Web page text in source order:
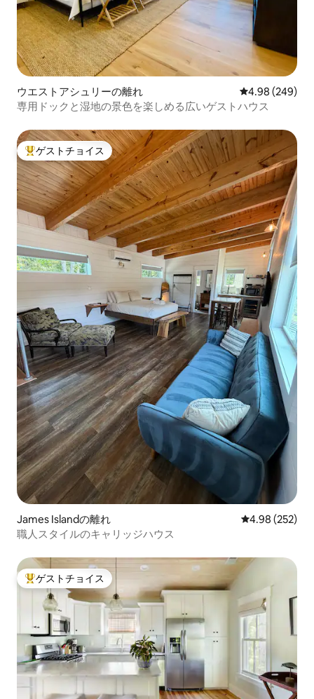
ウエストアシュリーの離れ レビュー249
4.98 (249)
専用ドックと湿地の景色を楽しめる広いゲストハウス
大好評のゲストチョイスです。
ゲストチョイス
James Islandの離れ レビュー252
4.98 (252)
職人スタイルのキャリッジハウス
大好評のゲストチョイスです。
ゲストチョイス